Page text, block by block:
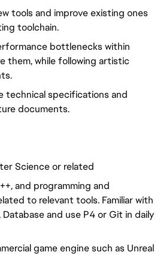
tools and improve existing ones
toolchain.
bottlenecks within
them, while following artistic
technical specifications and
documents.
Science or related
and programming and
to relevant tools. Familiar with
and use P4 or Git in daily
game engine such as Unreal